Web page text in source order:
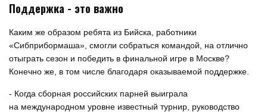
Поддержка - это важно
Каким же образом ребята из Бийска, работники
«Сибприбормаша», смогли собраться командой, на отлично
отыграть сезон и победить в финальной игре в Москве?
Конечно же, в том числе благодаря оказываемой поддержке.
- Когда сборная российских парней выиграла
на международном уровне известный турнир, руководство